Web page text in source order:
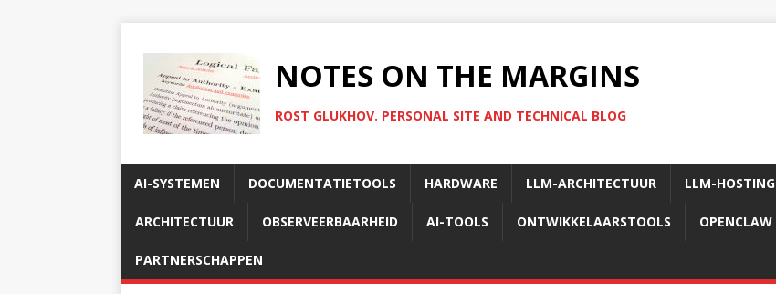
NOTES ON THE MARGINS
ROST GLUKHOV. PERSONAL SITE AND TECHNICAL BLOG
AI-SYSTEMEN DOCUMENTATIETOOLS HARDWARE LLM-ARCHITECTUUR LLM-HOSTING
ARCHITECTUUR OBSERVEERBAARHEID AI-TOOLS ONTWIKKELAARSTOOLS OPENCLAW
PARTNERSCHAPPEN